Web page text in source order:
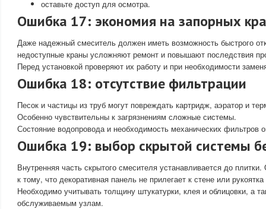
оставьте доступ для осмотра.
Ошибка 17: экономия на запорных
Даже надежный смеситель должен иметь возможность быстрого
недоступные краны усложняют ремонт и повышают последствия
Перед установкой проверяют их работу и при необходимости
Ошибка 18: отсутствие фильтрации
Песок и частицы из труб могут повреждать картридж, аэратор и
Особенно чувствительны к загрязнениям сложные системы.
Состояние водопровода и необходимость механических фильтров
Ошибка 19: выбор скрытой системы
Внутренняя часть скрытого смесителя устанавливается до
к тому, что декоративная панель не прилегает к стене или
Необходимо учитывать толщину штукатурки, клея и облицовки, а
обслуживаемым узлам.